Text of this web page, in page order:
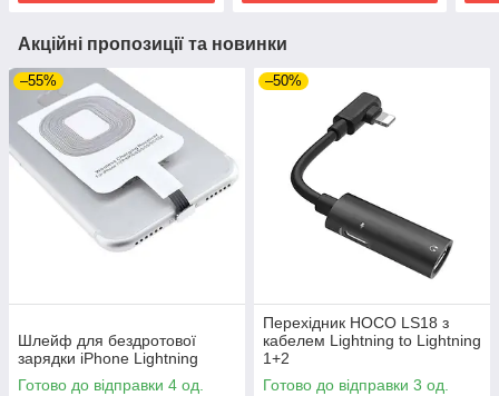
Акційні пропозиції та новинки
–55%
Шлейф для бездротової
зарядки iPhone Lightning
Готово до відправки 4 од.
–50%
Перехідник HOCO LS18 з
кабелем Lightning to Lightning
1+2
Готово до відправки 3 од.